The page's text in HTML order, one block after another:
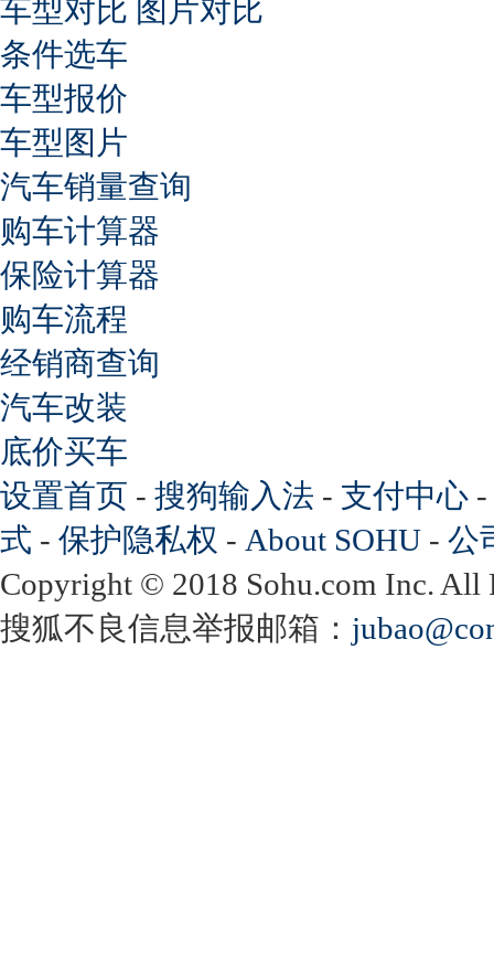
车型对比 图片对比
条件选车
车型报价
车型图片
汽车销量查询
购车计算器
保险计算器
购车流程
经销商查询
汽车改装
底价买车
设置首页 - 搜狗输入法 - 支付中心 -
式 - 保护隐私权 - About SOHU - 公
Copyright © 2018 Sohu.com Inc.
搜狐不良信息举报邮箱：